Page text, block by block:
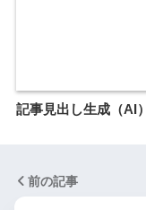
記事見出し生成（AI
前の記事